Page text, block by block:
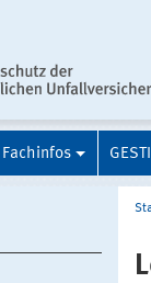
Fachinfos